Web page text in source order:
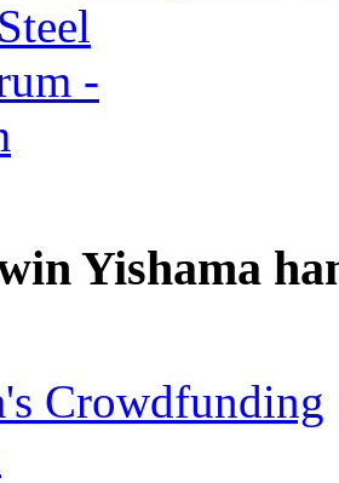
Yishama
Crowdfunding